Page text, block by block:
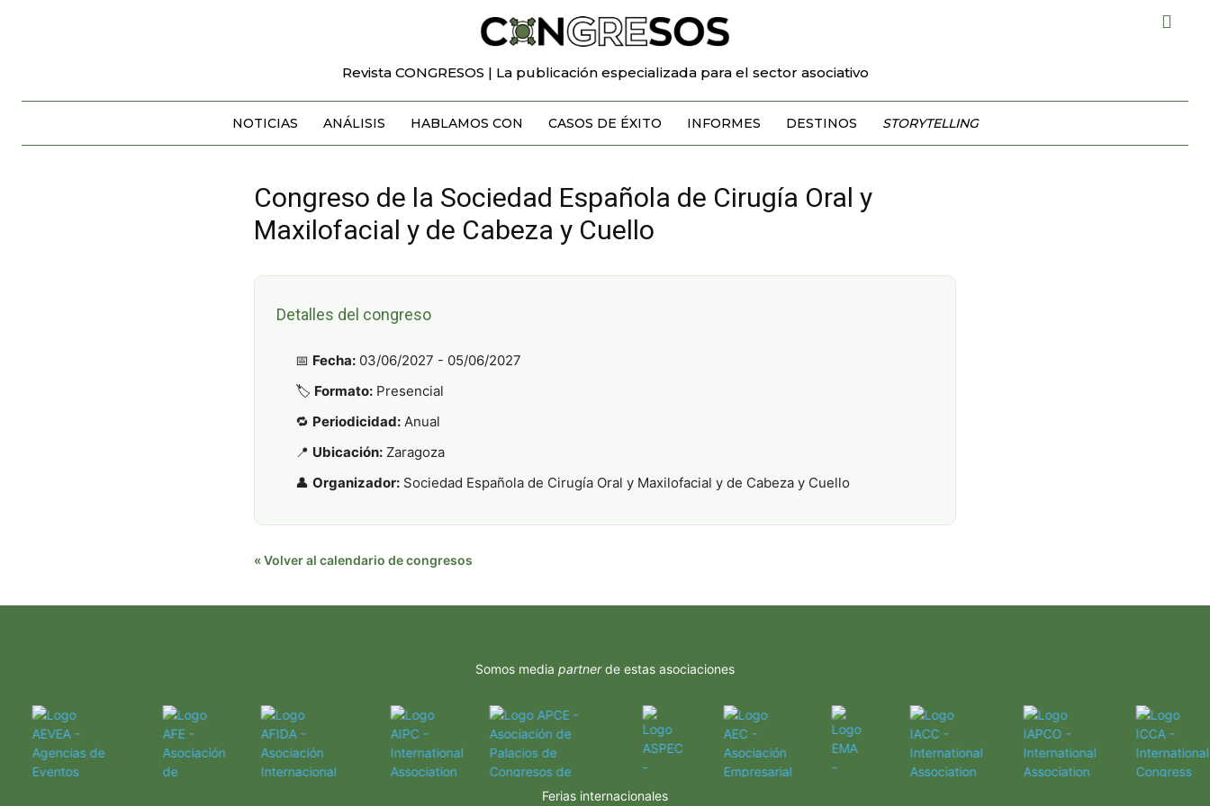
Revista CONGRESOS | La publicación especializada para el sector asociativo
NOTICIAS ANÁLISIS HABLAMOS CON CASOS DE ÉXITO INFORMES DESTINOS STORYTELLING
Congreso de la Sociedad Española de Cirugía Oral y
Maxilofacial y de Cabeza y Cuello
Detalles del congreso
📅 Fecha: 03/06/2027 - 05/06/2027
🏷️ Formato: Presencial
🔁 Periodicidad: Anual
📍 Ubicación: Zaragoza
👤 Organizador: Sociedad Española de Cirugía Oral y Maxilofacial y de Cabeza y Cuello
« Volver al calendario de congresos
Somos media partnerde estas asociaciones
Ferias internacionales